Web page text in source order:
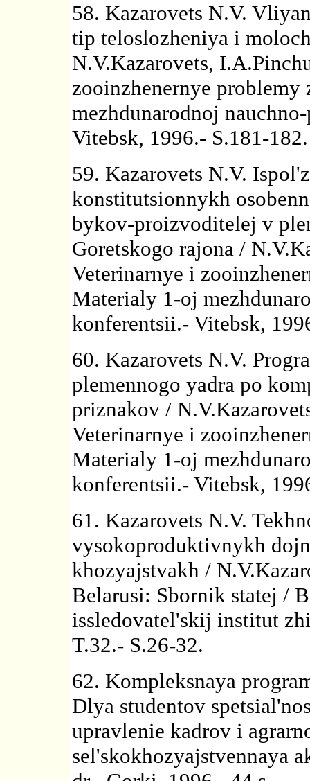
58. Kazarovets N.V.
tip teloslozheniya i
N.V.Kazarovets,
zooinzhenernye
mezhdunarodnoj
Vitebsk, 1996.- S.181-182.
59. Kazarovets N.V.
konstitutsionnykh
bykov-proizvoditelej v
Goretskogo rajona /
Veterinarnye i
Materialy 1-oj
konferentsii.- Vitebsk,
60. Kazarovets N.V.
plemennogo yadra po
priznakov /
Veterinarnye i
Materialy 1-oj
konferentsii.- Vitebsk,
61. Kazarovets N.V.
vysokoproduktivnykh
khozyajstvakh /
Belarusi: Sbornik statej /
issledovatel'skij institut
T.32.- S.26-32.
62. Kompleksnaya
Dlya studentov
upravlenie kadrov i
sel'skokhozyajstvennaya